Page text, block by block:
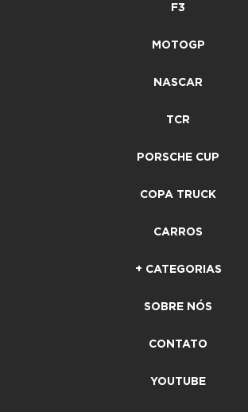
F3
MOTOGP
NASCAR
TCR
PORSCHE CUP
COPA TRUCK
CARROS
+ CATEGORIAS
SOBRE NÓS
CONTATO
YOUTUBE